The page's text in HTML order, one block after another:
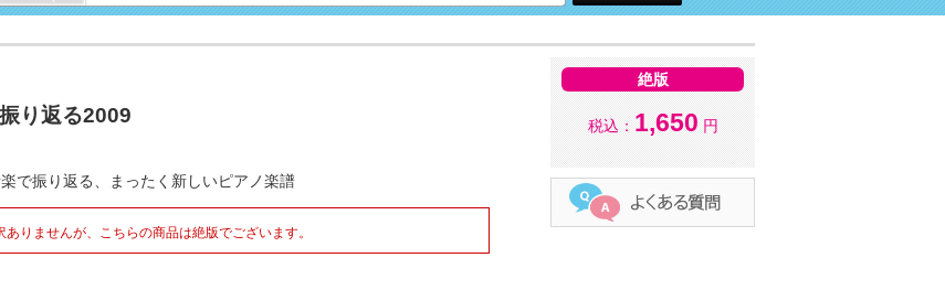
り返る2009
で振り返る、まったく新しいピアノ楽譜
りませんが、こちらの商品は絶版でございます。
絶版
税込： 1,650 円